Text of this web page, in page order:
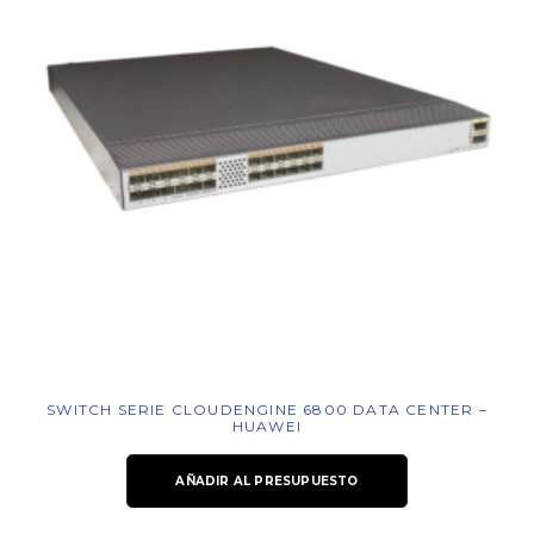
SWITCH SERIE CLOUDENGINE 6800 DATA CENTER –
HUAWEI
AÑADIR AL PRESUPUESTO